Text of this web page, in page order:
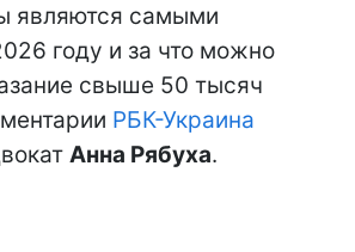
являются самыми
году и за что можно
свыше 50 тысяч
РБК-Украина
Анна Рябуха.